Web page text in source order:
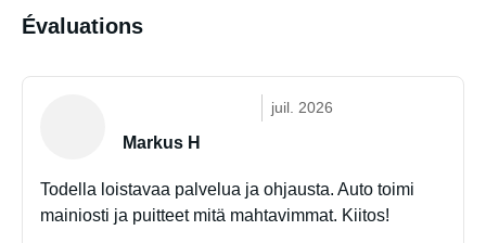
Évaluations
juil. 2026
Markus H
Todella loistavaa palvelua ja ohjausta. Auto toimi
mainiosti ja puitteet mitä mahtavimmat. Kiitos!